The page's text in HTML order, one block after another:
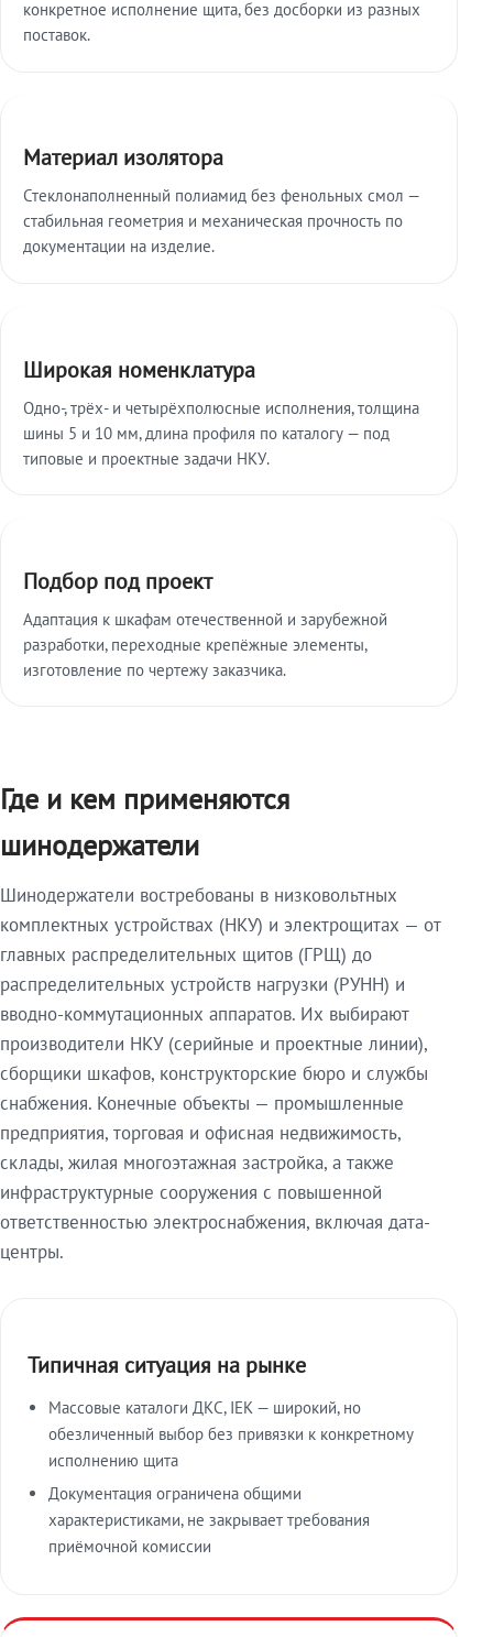
конкретное исполнение щита, без досборки из разных
поставок.
Материал изолятора
Стеклонаполненный полиамид без фенольных смол —
стабильная геометрия и механическая прочность по
документации на изделие.
Широкая номенклатура
Одно-, трёх- и четырёхполюсные исполнения, толщина
шины 5 и 10 мм, длина профиля по каталогу — под
типовые и проектные задачи НКУ.
Подбор под проект
Адаптация к шкафам отечественной и зарубежной
разработки, переходные крепёжные элементы,
изготовление по чертежу заказчика.
Где и кем применяются
шинодержатели
Шинодержатели востребованы в низковольтных
комплектных устройствах (НКУ) и электрощитах — от
главных распределительных щитов (ГРЩ) до
распределительных устройств нагрузки (РУНН) и
вводно-коммутационных аппаратов. Их выбирают
производители НКУ (серийные и проектные линии),
сборщики шкафов, конструкторские бюро и службы
снабжения. Конечные объекты — промышленные
предприятия, торговая и офисная недвижимость,
склады, жилая многоэтажная застройка, а также
инфраструктурные сооружения с повышенной
ответственностью электроснабжения, включая дата-
центры.
Типичная ситуация на рынке
Массовые каталоги ДКС, IEK — широкий, но
обезличенный выбор без привязки к конкретному
исполнению щита
Документация ограничена общими
характеристиками, не закрывает требования
приёмочной комиссии